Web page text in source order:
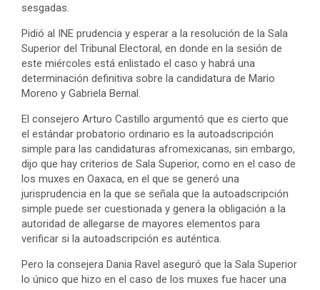
sesgadas.
Pidió al INE prudencia y esperar a la resolución de la Sala
Superior del Tribunal Electoral, en donde en la sesión de
este miércoles está enlistado el caso y habrá una
determinación definitiva sobre la candidatura de Mario
Moreno y Gabriela Bernal.
El consejero Arturo Castillo argumentó que es cierto que
el estándar probatorio ordinario es la autoadscripción
simple para las candidaturas afromexicanas, sin embargo,
dijo que hay criterios de Sala Superior, como en el caso de
los muxes en Oaxaca, en el que se generó una
jurisprudencia en la que se señala que la autoadscripción
simple puede ser cuestionada y genera la obligación a la
autoridad de allegarse de mayores elementos para
verificar si la autoadscripción es auténtica.
Pero la consejera Dania Ravel aseguró que la Sala Superior
lo único que hizo en el caso de los muxes fue hacer una